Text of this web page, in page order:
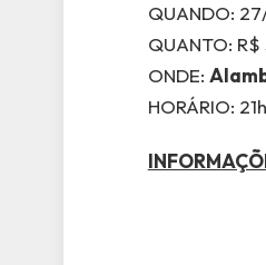
QUANDO:
QUANTO:
ONDE:
HORÁRIO: 21h